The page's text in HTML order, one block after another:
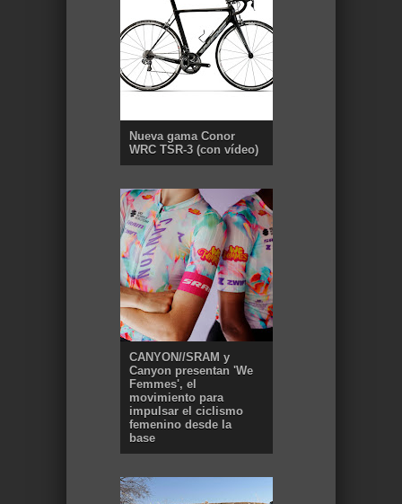
Nueva gama Conor
WRC TSR-3 (con vídeo)
CANYON//SRAM y
Canyon presentan 'We
Femmes', el
movimiento para
impulsar el ciclismo
femenino desde la
base